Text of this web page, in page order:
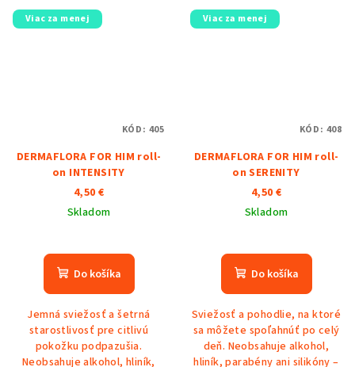
Viac za menej
DERMAFLORA FOR HIM roll-
on INTENSITY
4,50 €
Skladom
Do košíka
Jemná sviežosť a šetrná
starostlivosť pre citlivú
pokožku podpazušia.
Neobsahuje alkohol, hliník,
KÓD: 405
Viac za menej
DERMAFLORA FOR HIM roll-
on SERENITY
4,50 €
Skladom
Do košíka
Sviežosť a pohodlie, na ktoré
sa môžete spoľahnúť po celý
deň. Neobsahuje alkohol,
hliník, parabény ani silikóny –
KÓD: 408